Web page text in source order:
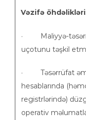
Vəzifə
· Maliyyə-
uçotunu təşkil
· Təsərrüfat
hesablarında
registrlərində)
operativ